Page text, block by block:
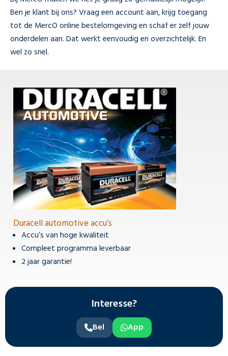
Ben je klant bij ons? Vraag een account aan, krijg toegang
tot de MercO online bestelomgeving en schaf er zelf jouw
onderdelen aan. Dat werkt eenvoudig en overzichtelijk. En
wel zo snel.
Duracell automotive accu’s
Accu’s van hoge kwaliteit
Compleet programma leverbaar
2 jaar garantie!
Interesse?
Bel App